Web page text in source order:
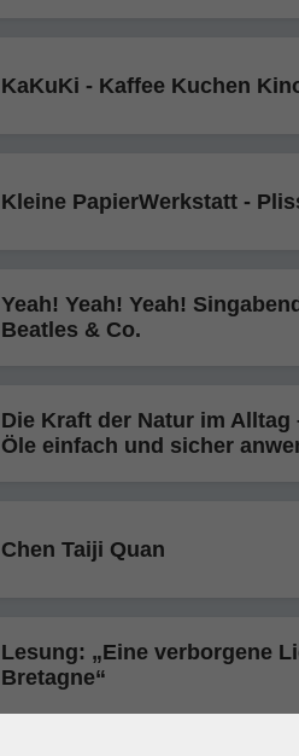
KaKuKi - Kaffee Kuchen
Kleine PapierWerkstatt -
Yeah! Yeah! Yeah!
Beatles & Co.
Die Kraft der Natur im Alltag
Öle einfach und sicher
Chen Taiji Quan
Lesung: „Eine verborgene
Bretagne“